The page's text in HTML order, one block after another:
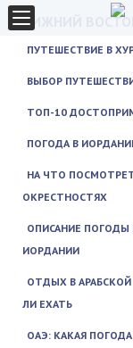
БЛИЖНИЙ ВОСТОК
ПУТЕШЕСТВИЕ В
ВЫБОР
ТОП-10
ПОГОДА В
НА ЧТО
ОКРЕСТНОСТЯХ
ОПИСАНИЕ ПОГОДЫ
ИОРДАНИИ
ОТДЫХ В
ЛИ ЕХАТЬ
ОАЭ: КАКАЯ